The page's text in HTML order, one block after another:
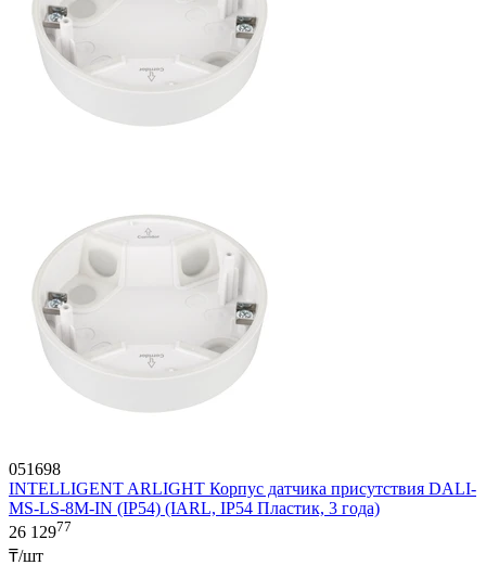
051698
INTELLIGENT ARLIGHT Корпус датчика присутствия DALI-
MS-LS-8M-IN (IP54) (IARL, IP54 Пластик, 3 года)
26 12977
₸/шт